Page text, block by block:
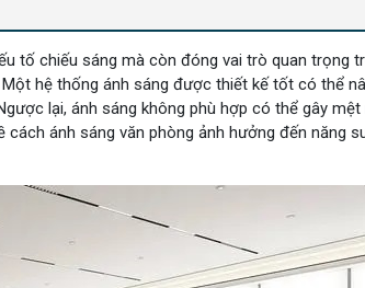
tố chiếu sáng mà còn đóng vai trò quan trọng
hệ thống ánh sáng được thiết kế tốt có thể
lại, ánh sáng không phù hợp có thể gây
ánh sáng văn phòng ảnh hưởng đến năng